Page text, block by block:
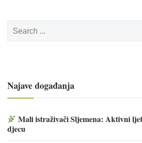
for:
Najave događanja
Mali istraživači Sljemena: Aktivni
djecu